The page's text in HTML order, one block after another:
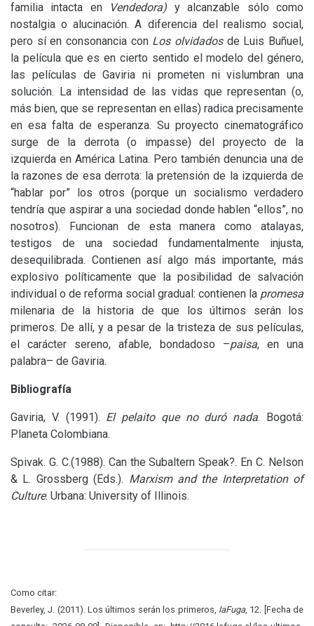
familia intacta en
Vendedora) y alcanzable sólo como
nostalgia o alucinación. A diferencia del realismo social,
pero sí en consonancia con Los olvidadosde Luis Buñuel,
la película que es en cierto sentido el modelo del género,
las películas de Gaviria ni prometen ni vislumbran una
solución. La intensidad de las vidas que representan (o,
más bien, que se representan en ellas) radica precisamente
en esa falta de esperanza. Su proyecto cinematográfico
surge de la derrota (o impasse) del proyecto de la
izquierda en América Latina. Pero también denuncia una de
la razones de esa derrota: la pretensión de la izquierda de
“hablar por” los otros (porque un socialismo verdadero
tendría que aspirar a una sociedad donde hablen “ellos”, no
nosotros). Funcionan de esta manera como atalayas,
testigos de una sociedad fundamentalmente injusta,
desequilibrada. Contienen así algo más importante, más
explosivo políticamente que la posibilidad de salvación
individual o de reforma social gradual: contienen la promesa
milenaria de la historia de que los últimos serán los
primeros. De allí, y a pesar de la tristeza de sus películas,
el carácter sereno, afable, bondadoso –paisa, en una
palabra– de Gaviria.
Bibliografía
Gaviria, V. (1991). El pelaito que no duró nada. Bogotá:
Planeta Colombiana.
Spivak. G. C.(1988). Can the Subaltern Speak?. En C. Nelson
& L. Grossberg (Eds.). Marxism and the Interpretation of
Culture. Urbana: University of Illinois.
Como citar:
Beverley, J. (2011). Los últimos serán los primeros, laFuga, 12. [Fecha de